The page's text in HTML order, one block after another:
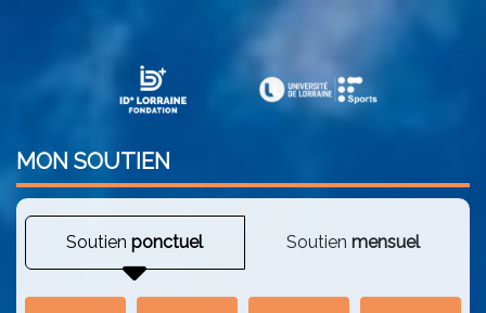
MON SOUTIEN
Soutienponctuel Soutien mensuel